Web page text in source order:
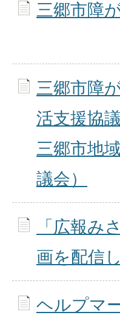
三郷市障
三郷市障
活支援協
三郷市地
議会）
「広報み
画を配信
ヘルプマ